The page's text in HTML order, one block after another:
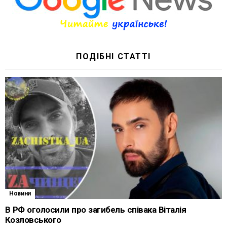
ПОДІБНІ СТАТТІ
Новини
В РФ оголосили про загибель співака Віталія
Козловського